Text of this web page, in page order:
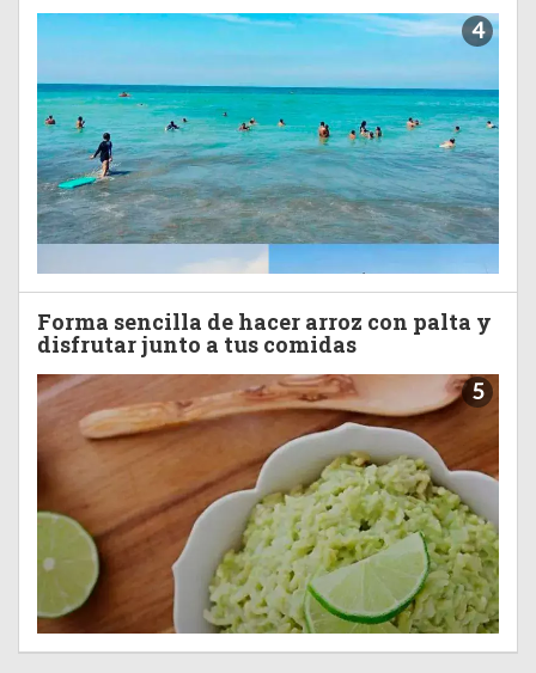
4
Forma sencilla de hacer arroz con palta y
disfrutar junto a tus comidas
5